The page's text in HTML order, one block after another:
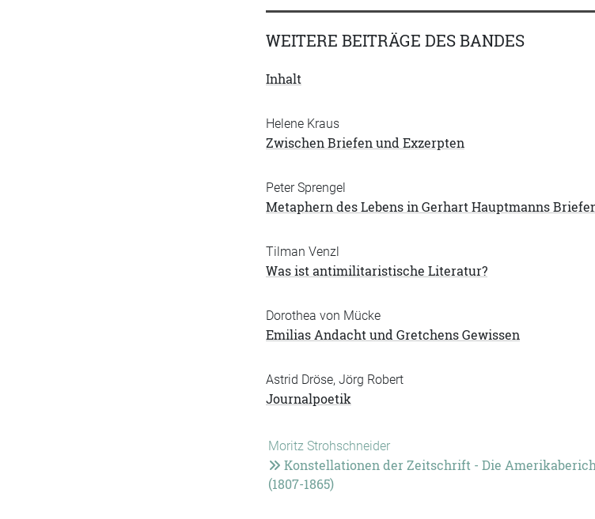
WEITERE BEITRÄGE DES BANDES
Inhalt
Helene Kraus
Zwischen Briefen und Exzerpten
Peter Sprengel
Metaphern des Lebens in Gerhart Hauptmanns
Tilman Venzl
Was ist antimilitaristische Literatur?
Dorothea von Mücke
Emilias Andacht und Gretchens Gewissen
Astrid Dröse, Jörg Robert
Journalpoetik
Moritz Strohschneider
Konstellationen der Zeitschrift - Die
(1807-1865)